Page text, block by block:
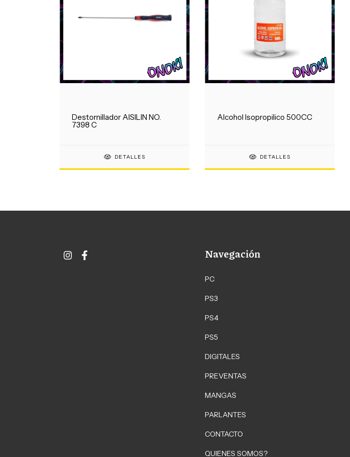
Destornillador AISILIN NO.
7398 C
DETALLES
Alcohol Isopropilico 500CC
DETALLES
Navegación
PC
PS3
PS4
PS5
DIGITALES
PREVENTAS
MANGAS
PARLANTES
CONTACTO
QUIENES SOMOS?